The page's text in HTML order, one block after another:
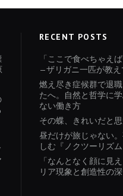
RECENT POSTS
「ここで食べちゃえ
—ザリガニ一匹が教え
燃え尽き症候群で退
たへ。自然と哲学に
ない働き方
その蝶、きれいだと
昼だけが旅じゃない
しむ『ノクツーリズ
「なんとなく顔に見
リア現象と創造性の